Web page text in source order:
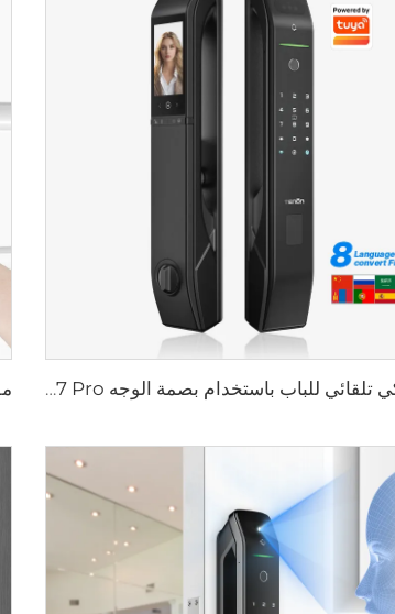
قفل ذكي تلقائي للباب باستخدام بصمة الوجه D7 Pro